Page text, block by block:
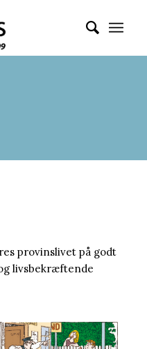
provinslivet på godt
livsbekræftende